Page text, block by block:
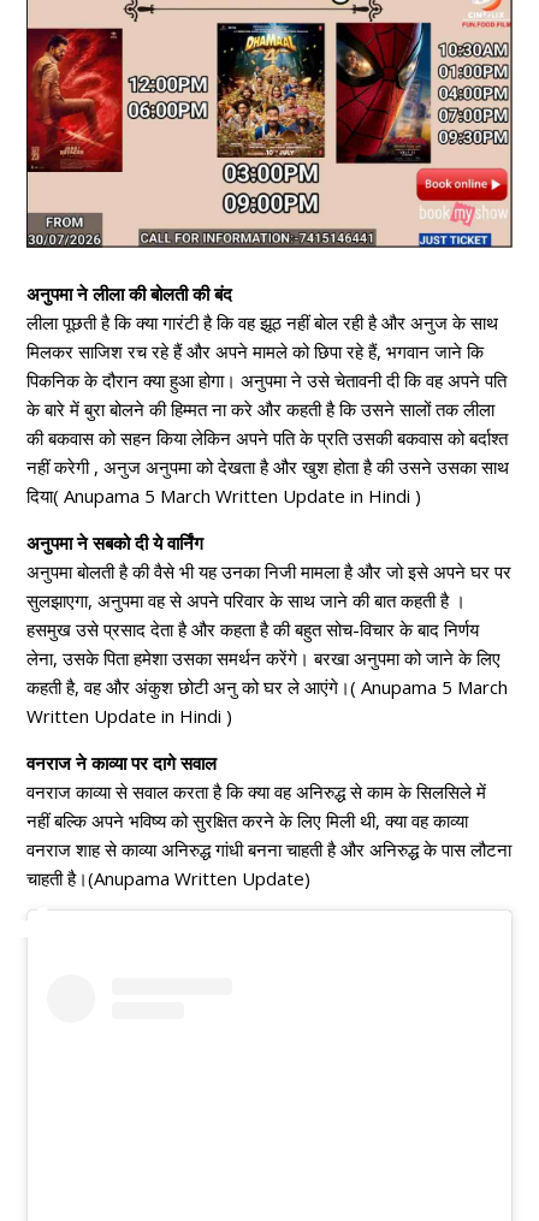
अनुपमा ने लीला की बोलती की बंद
लीला पूछती है कि क्या गारंटी है कि वह झूठ नहीं बोल रही है और अनुज के साथ
मिलकर साजिश रच रहे हैं और अपने मामले को छिपा रहे हैं, भगवान जाने कि
पिकनिक के दौरान क्या हुआ होगा। अनुपमा ने उसे चेतावनी दी कि वह अपने पति
के बारे में बुरा बोलने की हिम्मत ना करे और कहती है कि उसने सालों तक लीला
की बकवास को सहन किया लेकिन अपने पति के प्रति उसकी बकवास को बर्दाश्त
नहीं करेगी , अनुज अनुपमा को देखता है और खुश होता है की उसने उसका साथ
दिया( Anupama 5 March Written Update in Hindi )
अनुपमा ने सबको दी ये वार्निंग
अनुपमा बोलती है की वैसे भी यह उनका निजी मामला है और जो इसे अपने घर पर
सुलझाएगा, अनुपमा वह से अपने परिवार के साथ जाने की बात कहती है ।
हसमुख उसे प्रसाद देता है और कहता है की बहुत सोच-विचार के बाद निर्णय
लेना, उसके पिता हमेशा उसका समर्थन करेंगे। बरखा अनुपमा को जाने के लिए
कहती है, वह और अंकुश छोटी अनु को घर ले आएंगे।( Anupama 5 March
Written Update in Hindi )
वनराज ने काव्या पर दागे सवाल
वनराज काव्या से सवाल करता है कि क्या वह अनिरुद्ध से काम के सिलसिले में
नहीं बल्कि अपने भविष्य को सुरक्षित करने के लिए मिली थी, क्या वह काव्या
वनराज शाह से काव्या अनिरुद्ध गांधी बनना चाहती है और अनिरुद्ध के पास लौटना
चाहती है।(Anupama Written Update)